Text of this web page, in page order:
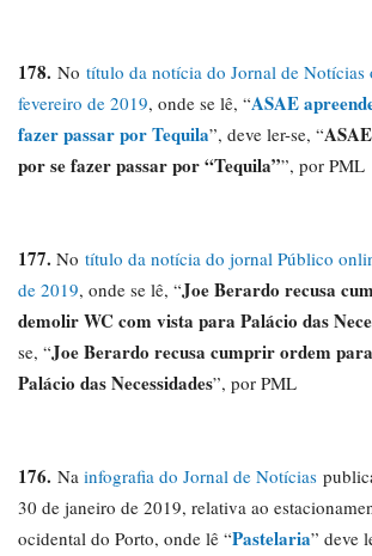
178. No título da notícia do Jornal de Notícias
fevereiro de 2019, onde se lê, “ASAE
fazer passar por Tequila”, deve ler-se, “
por se fazer passar por “Tequila””, por PML
177. No título da notícia do jornal Público
de 2019, onde se lê, “Joe Berardo recusa
demolir WC com vista para Palácio das
se, “Joe Berardo recusa cumprir ordem
Palácio das Necessidades”, por PML
176. Na infografia do Jornal de Notícias
30 de janeiro de 2019, relativa ao
ocidental do Porto, onde lê “Pastelaria” deve